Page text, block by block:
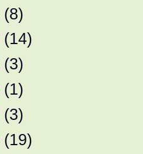
(8)
(14)
(3)
(1)
(3)
(19)